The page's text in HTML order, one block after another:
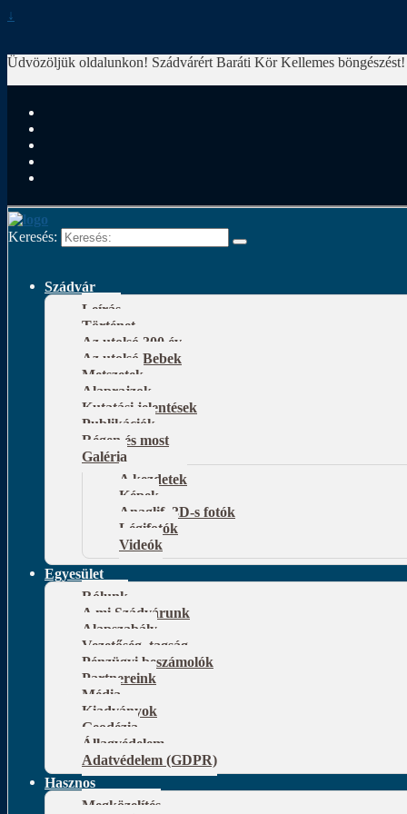
↓
Üdvözöljük oldalunkon! Szádvárért Baráti Kör Kellemes
Keresés:
Szádvár
Leírás
Történet
Az utolsó 300 év
Az utolsó Bebek
Metszetek
Alaprajzok
Kutatási jelentések
Publikációk
Régen és most
Galéria
A kezdetek
Képek
Anaglif, 3D-s fotók
Légifotók
Videók
Egyesület
Rólunk
A mi Szádvárunk
Alapszabály
Vezetőség, tagság
Pénzügyi beszámolók
Partnereink
Média
Kiadványok
Geodézia
Állagvédelem
Adatvédelem (GDPR)
Hasznos
Megközelítés